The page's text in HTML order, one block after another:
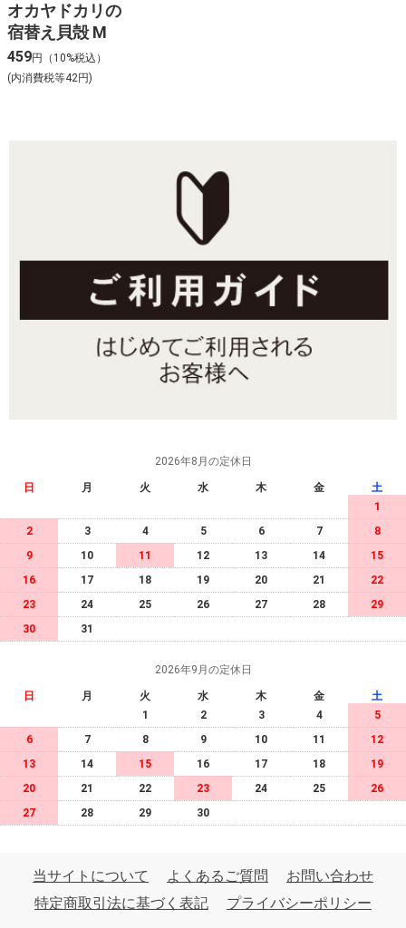
オカヤドカリの
宿替え貝殻 M
459円（10%税込）
(内消費税等42円)
2026年8月の定休日
日 月 火 水 木 金
土
1
2
3 4 5 6 7
8
9
10 11 12 13 14
15
16
17 18 19 20 21
22
23
24 25 26 27 28
29
30
31
2026年9月の定休日
日 月 火 水 木 金
土
1
2 3 4
5
6
7 8 9 10 11
12
13
14 15 16 17 18
19
20
21 22 23 24 25
26
27
28 29 30
当サイトについて よくあるご質問
お問い合わせ
特定商取引法に基づく表記
プライバシーポリシー